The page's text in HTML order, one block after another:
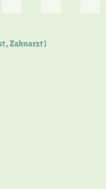
Zahnarzt)